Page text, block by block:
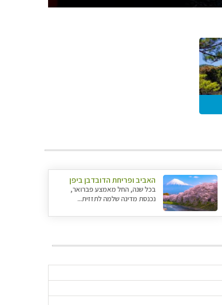
האביב ופריחת הדובדבן ביפן
בכל שנה, החל מאמצע פברואר,
נכנסת מדינה שלמה לתזזית...